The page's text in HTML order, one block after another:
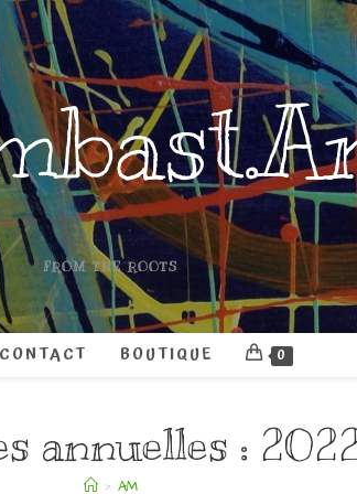
FROM THE ROOTS
CONTACT BOUTIQUE 0
annuelles :
> AM